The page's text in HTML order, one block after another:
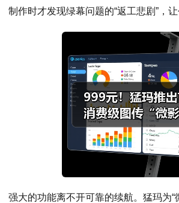
制作时才发现绿幕问题的“返工悲剧”，让
强大的功能离不开可靠的续航。猛玛为“